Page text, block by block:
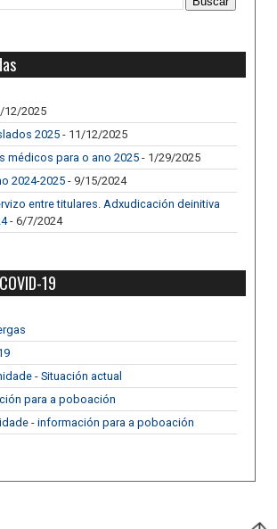
12/2025
2025 - 11/12/2025
médicos para o ano 2025 - 1/29/2025
2024-2025- 9/15/2024
entre titulares. Adxudicación deinitiva
- 6/7/2024
19
- Situación actual
para a poboación
- información para a poboación